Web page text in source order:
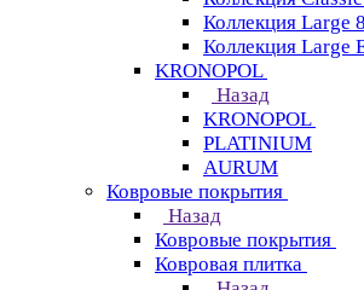
Коллекция Large
Коллекция Large
KRONOPOL
Назад
KRONOPOL
PLATINIUM
AURUM
Ковровые покрытия
Назад
Ковровые покрытия
Ковровая плитка